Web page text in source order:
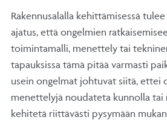
Rakennusalalla kehittämisessä
ajatus, että ongelmien
toimintamalli, menettely tai
tapauksissa tämä pitää varmasti
usein ongelmat johtuvat siitä, ettei
menettelyjä noudateta kunnolla tai
kehitetä riittävästi pysymään